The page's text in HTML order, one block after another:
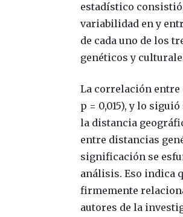
estadístico
variabilidad en y
de cada uno de los
genéticos y
La correlación entre
p = 0,015), y lo
la distancia
entre distancias
significación se
análisis. Eso indica
firmemente
autores de la